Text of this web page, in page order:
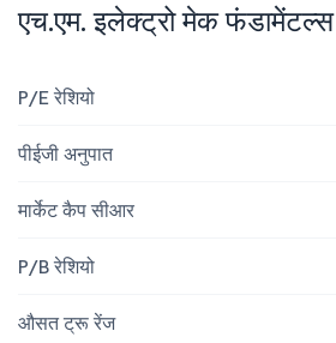
एच.एम. इलेक्ट्रो मेक फंडामेंटल्स
P/E रेशियो
पीईजी अनुपात
मार्केट कैप सीआर
P/B रेशियो
औसत ट्रू रेंज